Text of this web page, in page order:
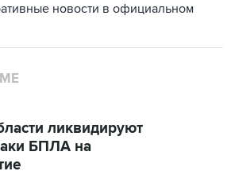
новости в официальном
ликвидируют
БПЛА на